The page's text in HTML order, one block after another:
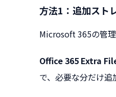
方法1：追加スト
Microsoft 365の管
Office 365 Extra
で、必要な分だけ追